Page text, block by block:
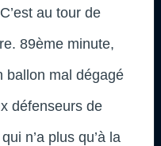
au tour de
89ème minute,
ballon mal dégagé
défenseurs de
n’a plus qu’à la